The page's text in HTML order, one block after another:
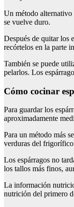
Un método alternativo
se vuelve duro.
Después de quitar los
recórtelos en la parte
También se puede
pelarlos. Los
cómo cocinar
Para guardar los
aproximadamente
Para un método más
verduras del
Los espárragos no
los tallos más finos,
La información
nutrición del primero